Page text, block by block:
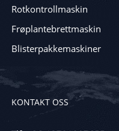
Rotkontrollmaskin
Frøplantebrettmaskin
Blisterpakkemaskiner
KONTAKT OSS